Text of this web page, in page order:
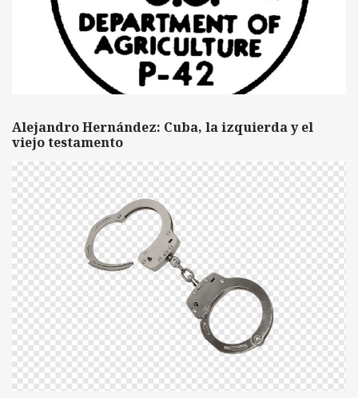
Alejandro Hernández: Cuba, la izquierda y el
viejo testamento